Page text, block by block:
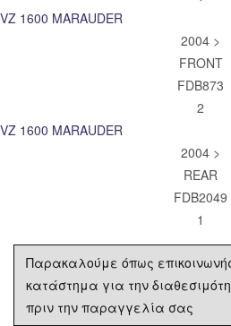
VZ 1600 MARAUDER
2004 >
FRONT
FDB873
2
VZ 1600 MARAUDER
2004 >
REAR
FDB2049
1
Παρακαλούμε όπως
κατάστημα για την
πριν την παραγγελία σας